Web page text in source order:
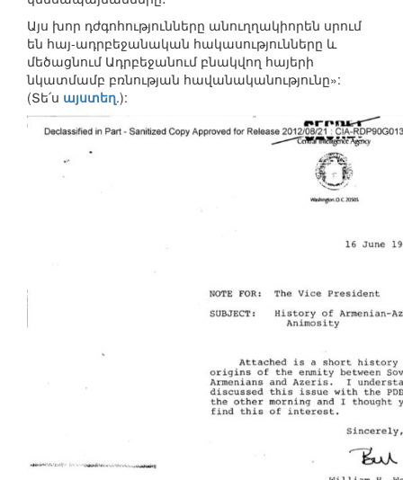
Այս խոր դժգոհությունները անուղղակիորեն սրում
են հայ-ադրբեջանական հակասությունները և
մեծացնում Ադրբեջանում բնակվող հայերի
նկատմամբ բռնության հավանականությունը»:
(Տե՛ս այստեղ.):